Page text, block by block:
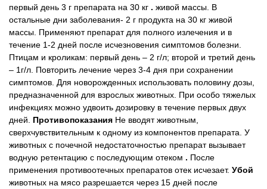
первый день 3 г препарата на 30 кг . живой массы. В
остальные дни заболевания- 2 г продукта на 30 кг живой
массы. Применяют препарат для полного излечения и в
течение 1-2 дней после исчезновения симптомов болезни.
Птицам и кроликам: первый день – 2 г/л; второй и третий день
– 1г/л. Повторить лечение через 3-4 дня при сохранении
симптомов. Для новорожденных использовать половину дозы,
предназначенной для взрослых животных. При особо тяжелых
инфекциях можно удвоить дозировку в течение первых двух
дней. Противопоказания Не вводят животным,
сверхчувствительным к одному из компонентов препарата. У
животных с почечной недостаточностью препарат вызывает
водную ретентацию с последующим отеком . После
применения противоотечных препаратов отек исчезает. Убой
животных на мясо разрешается через 15 дней после